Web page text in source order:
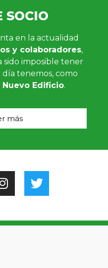
SOCIO
en la actualidad
y colaboradores,
sido imposible tener
día tenemos, como
Nuevo Edificio.
más